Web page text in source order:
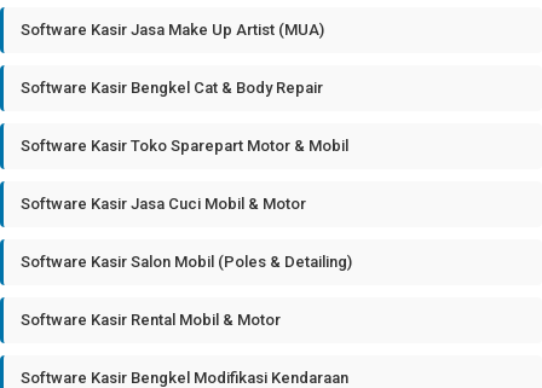
Software Kasir Jasa Make Up Artist (MUA)
Software Kasir Bengkel Cat & Body Repair
Software Kasir Toko Sparepart Motor & Mobil
Software Kasir Jasa Cuci Mobil & Motor
Software Kasir Salon Mobil (Poles & Detailing)
Software Kasir Rental Mobil & Motor
Software Kasir Bengkel Modifikasi Kendaraan